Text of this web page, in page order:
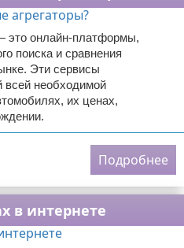
это онлайн-платформы,
поиска и сравнения
Эти сервисы
всей необходимой
их ценах,
Подробнее
в интернете